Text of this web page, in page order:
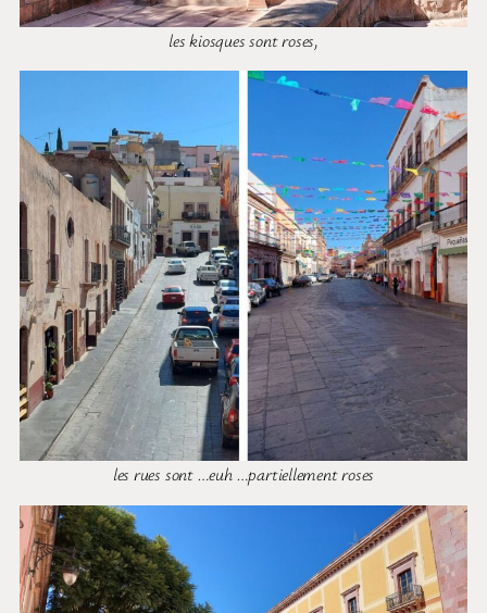
les kiosques sont roses,
les rues sont …euh …partiellement roses